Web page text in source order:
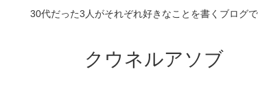
30代だった3人がそれぞれ好きなことを書くブログで
クウネルアソブ